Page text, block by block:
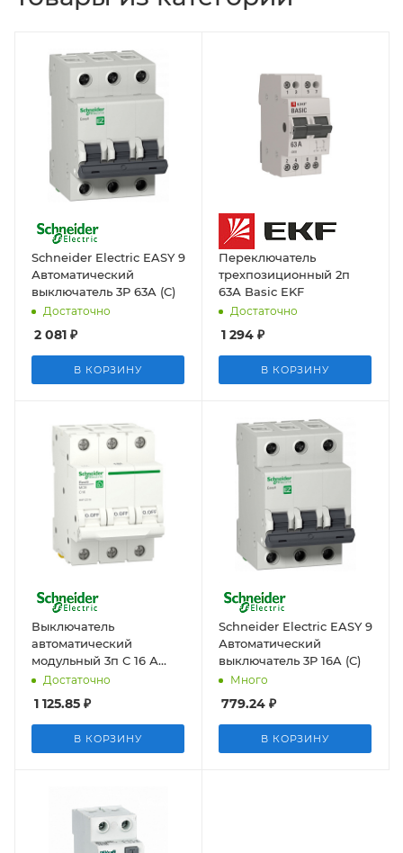
Schneider Electric EASY 9
Автоматический
выключатель 3P 63A (C)
Достаточно
2 081 ₽
В КОРЗИНУ
Переключатель
трехпозиционный 2п
63А Basic EKF
Достаточно
1 294 ₽
В КОРЗИНУ
Выключатель
автоматический
модульный 3п C 16 А
Resi9 6000А
Достаточно
1 125.85 ₽
В КОРЗИНУ
Schneider Electric EASY 9
Автоматический
выключатель 3P 16A (C)
Много
779.24 ₽
В КОРЗИНУ